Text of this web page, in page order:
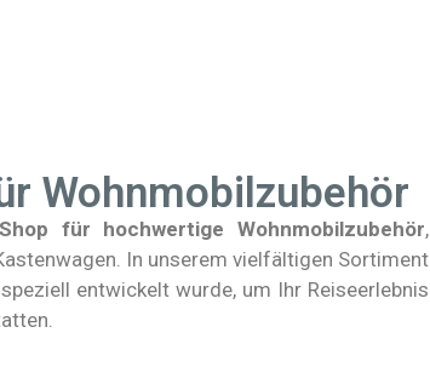
Wohnmobilzubehör
für hochwertige Wohnmobilzubehör,
In unserem vielfältigen Sortiment
entwickelt wurde, um Ihr Reiseerlebnis